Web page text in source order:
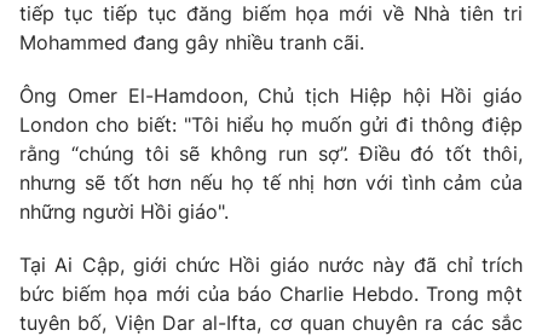
VTV Money VTV Thể thao
VTV Sức khoẻ Bất động sản
Thị trường 24h Tấm lòng Việt
VTV4
VTV9 VTV8
tiếp tục tiếp tục đăng biếm họa mới về Nhà tiên tri
Mohammed đang gây nhiều tranh cãi.
Ông Omer El-Hamdoon, Chủ tịch Hiệp hội Hồi giáo
London cho biết: "Tôi hiểu họ muốn gửi đi thông điệp
rằng “chúng tôi sẽ không run sợ”. Điều đó tốt thôi,
nhưng sẽ tốt hơn nếu họ tế nhị hơn với tình cảm của
những người Hồi giáo".
Tại Ai Cập, giới chức Hồi giáo nước này đã chỉ trích
bức biếm họa mới của báo Charlie Hebdo. Trong một
tuyên bố, Viện Dar al-Ifta, cơ quan chuyên ra các sắc